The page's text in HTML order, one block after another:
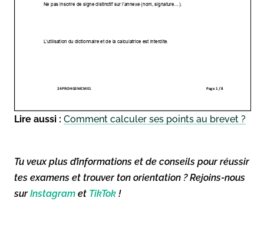
Lire aussi : Comment calculer ses points au brevet ?
Tu veux plus d’informations et de conseils pour réussir
tes examens et trouver ton orientation ? Rejoins-nous
surInstagram et TikTok !